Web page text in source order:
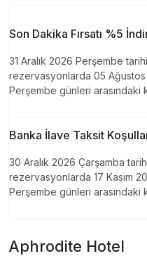
Son Dakika Fırsatı %5
31 Aralık 2026 Perşembe
rezervasyonlarda 05 Ağustos
Perşembe günleri arasındaki
Banka İlave Taksit
30 Aralık 2026 Çarşamba
rezervasyonlarda 17 Kasım
Perşembe günleri arasındaki
Aphrodite Hotel